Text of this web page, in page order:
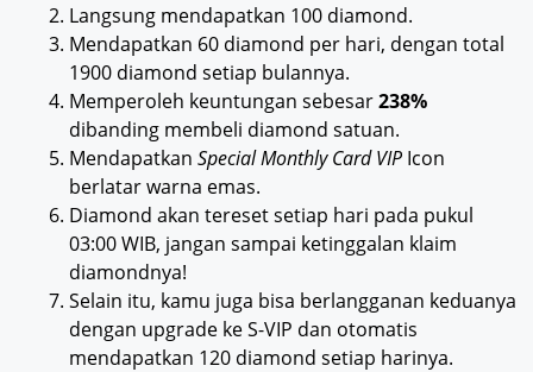
Langsung mendapatkan 100 diamond.
Mendapatkan 60 diamond per hari, dengan total
1900 diamond setiap bulannya.
Memperoleh keuntungan sebesar238%
dibanding membeli diamond satuan.
Mendapatkan Special Monthly Card VIP Icon
berlatar warna emas.
Diamond akan tereset setiap hari pada pukul
03:00 WIB, jangan sampai ketinggalan klaim
diamondnya!
Selain itu, kamu juga bisa berlangganan keduanya
dengan upgrade ke S-VIP dan otomatis
mendapatkan 120 diamond setiap harinya.